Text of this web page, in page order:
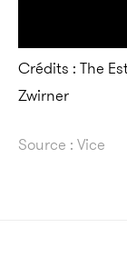
Crédits : The
Zwirner
Source : Vice